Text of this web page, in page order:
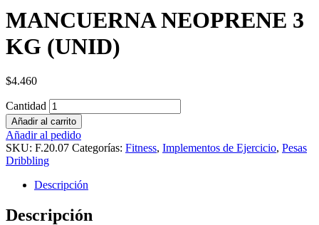
MANCUERNA NEOPRENE 3
KG (UNID)
$4.460
Cantidad
Añadir al carrito
Añadir al pedido
SKU: F.20.07 Categorías: Fitness, Implementos de Ejercicio, Pesas
Dribbling
Descripción
Descripción